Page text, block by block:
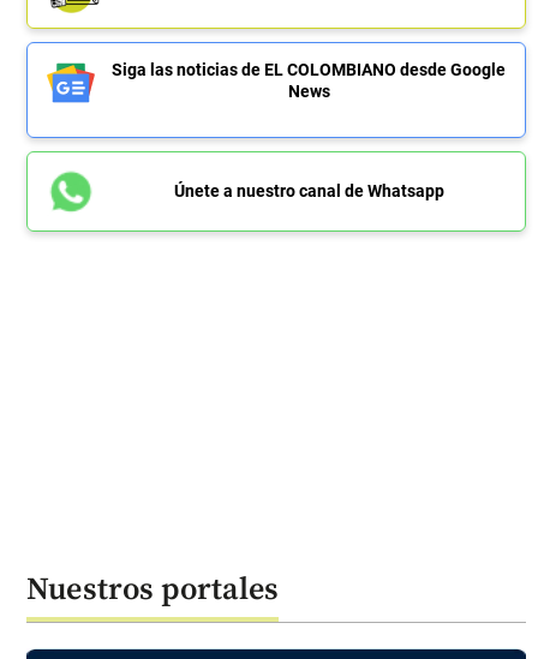
Siga las noticias de EL COLOMBIANO desde Google
News
Únete a nuestro canal de Whatsapp
Nuestros portales